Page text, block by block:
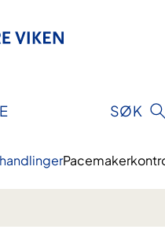
SØK